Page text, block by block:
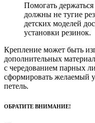
Помогать
должны не тугие
детских моделей
установки резинок.
Крепление может быть
дополнительных
с чередованием парных
сформировать желаемый
петель.
ОБРАТИТЕ ВНИМАНИЕ!